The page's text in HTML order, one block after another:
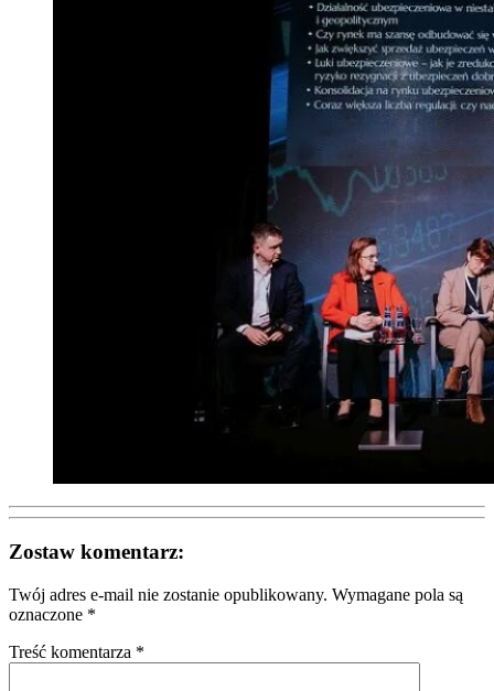
Zostaw komentarz:
Twój adres e-mail nie zostanie opublikowany. Wymagane pola są
oznaczone *
Treść komentarza *